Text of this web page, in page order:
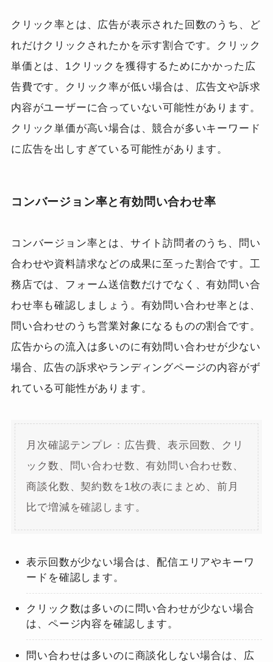
クリック率とは、広告が表示された回数のうち、ど
れだけクリックされたかを示す割合です。クリック
単価とは、1クリックを獲得するためにかかった広
告費です。クリック率が低い場合は、広告文や訴求
内容がユーザーに合っていない可能性があります。
クリック単価が高い場合は、競合が多いキーワード
に広告を出しすぎている可能性があります。
コンバージョン率と有効問い合わせ率
コンバージョン率とは、サイト訪問者のうち、問い
合わせや資料請求などの成果に至った割合です。工
務店では、フォーム送信数だけでなく、有効問い合
わせ率も確認しましょう。有効問い合わせ率とは、
問い合わせのうち営業対象になるものの割合です。
広告からの流入は多いのに有効問い合わせが少ない
場合、広告の訴求やランディングページの内容がず
れている可能性があります。
月次確認テンプレ：広告費、表示回数、クリ
ック数、問い合わせ数、有効問い合わせ数、
商談化数、契約数を1枚の表にまとめ、前月
比で増減を確認します。
表示回数が少ない場合は、配信エリアやキーワ
ードを確認します。
クリック数は多いのに問い合わせが少ない場合
は、ページ内容を確認します。
問い合わせは多いのに商談化しない場合は、広